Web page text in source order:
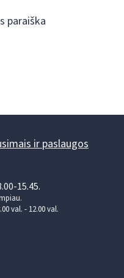
paraiška
ir paslaugos
15.45.
val. - 12.00 val.